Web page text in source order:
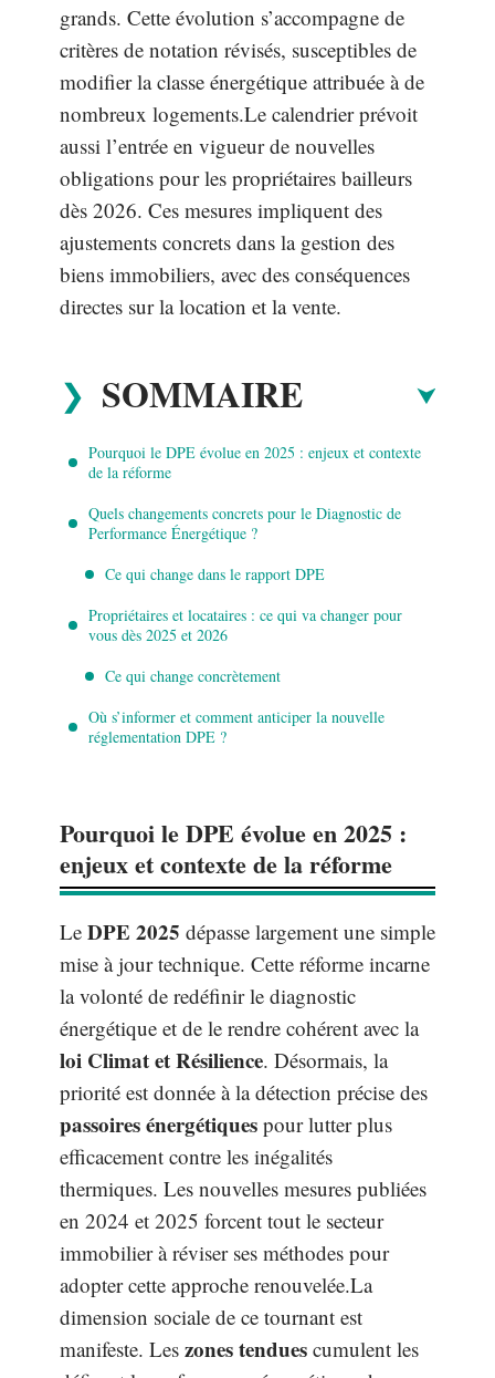
grands. Cette évolution s’accompagne de
critères de notation révisés, susceptibles de
modifier la classe énergétique attribuée à de
nombreux logements.Le calendrier prévoit
aussi l’entrée en vigueur de nouvelles
obligations pour les propriétaires bailleurs
dès 2026. Ces mesures impliquent des
ajustements concrets dans la gestion des
biens immobiliers, avec des conséquences
directes sur la location et la vente.
SOMMAIRE
Pourquoi le DPE évolue en 2025 : enjeux et contexte
de la réforme
Quels changements concrets pour le Diagnostic de
Performance Énergétique ?
Ce qui change dans le rapport DPE
Propriétaires et locataires : ce qui va changer pour
vous dès 2025 et 2026
Ce qui change concrètement
Où s’informer et comment anticiper la nouvelle
réglementation DPE ?
Pourquoi le DPE évolue en 2025 :
enjeux et contexte de la réforme
Le DPE 2025 dépasse largement une simple
mise à jour technique. Cette réforme incarne
la volonté de redéfinir le diagnostic
énergétique et de le rendre cohérent avec la
loi Climat et Résilience. Désormais, la
priorité est donnée à la détection précise des
passoires énergétiques pour lutter plus
efficacement contre les inégalités
thermiques. Les nouvelles mesures publiées
en 2024 et 2025 forcent tout le secteur
immobilier à réviser ses méthodes pour
adopter cette approche renouvelée.La
dimension sociale de ce tournant est
manifeste. Les zones tendues cumulent les